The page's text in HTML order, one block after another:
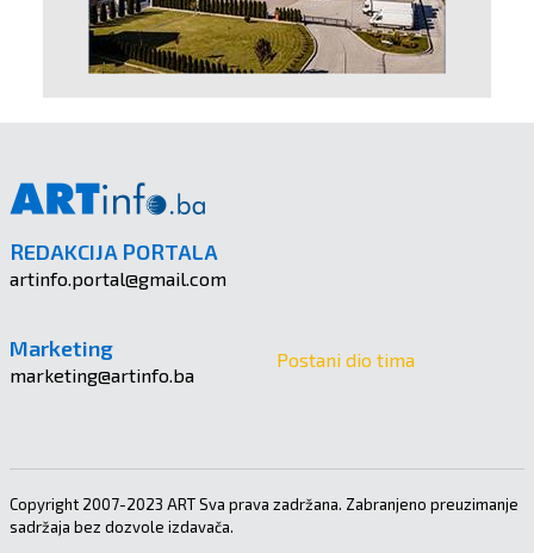
REDAKCIJA PORTALA
artinfo.portal@gmail.com
Marketing
marketing@artinfo.ba
Postani dio tima
Copyright 2007-2023 ART Sva prava zadržana. Zabranjeno preuzimanje
sadržaja bez dozvole izdavača.